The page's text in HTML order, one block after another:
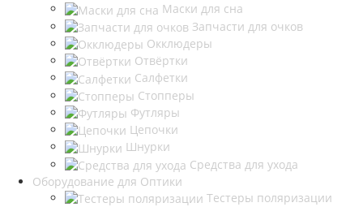
Маски для сна
Запчасти для очков
Окклюдеры
Отвёртки
Салфетки
Стопперы
Футляры
Цепочки
Шнурки
Средства для ухода
Оборудование для Оптики
Тестеры поляризации